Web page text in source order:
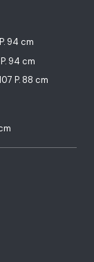
94 cm
94 cm
P. 88 cm